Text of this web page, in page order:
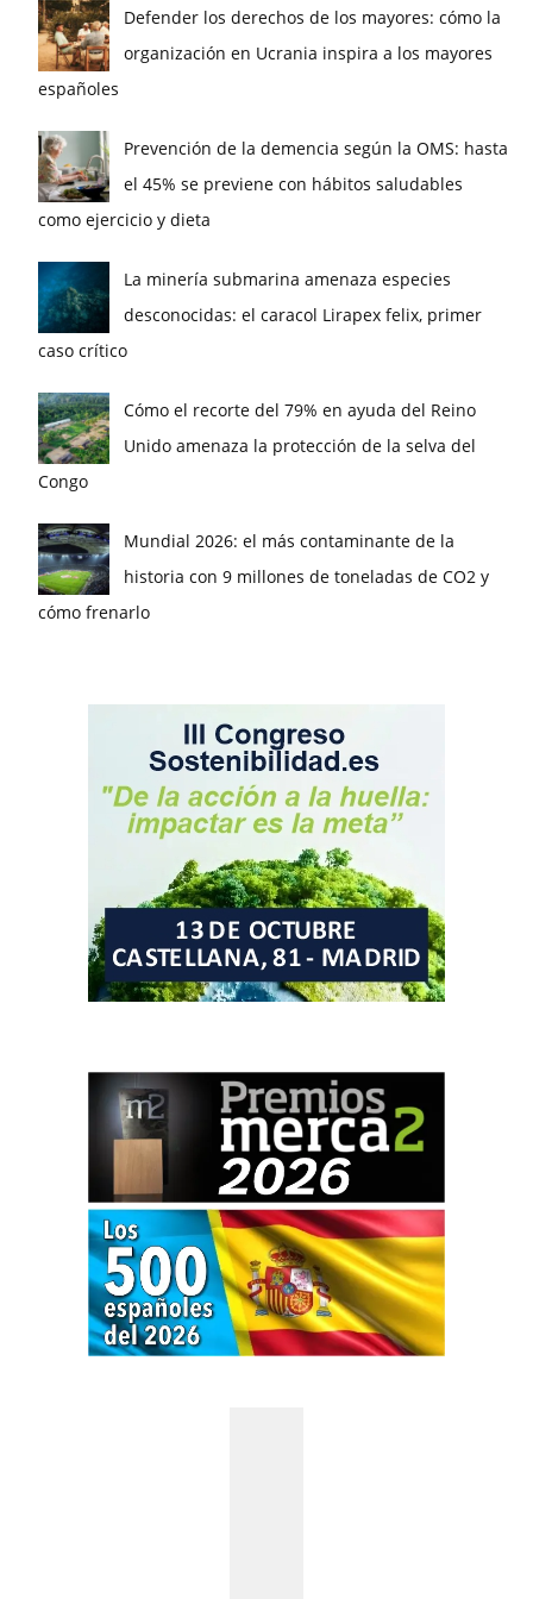
Defender los derechos de los mayores: cómo la
organización en Ucrania inspira a los mayores
españoles
Prevención de la demencia según la OMS: hasta
el 45% se previene con hábitos saludables
como ejercicio y dieta
La minería submarina amenaza especies
desconocidas: el caracol Lirapex felix, primer
caso crítico
Cómo el recorte del 79% en ayuda del Reino
Unido amenaza la protección de la selva del
Congo
Mundial 2026: el más contaminante de la
historia con 9 millones de toneladas de CO2 y
cómo frenarlo